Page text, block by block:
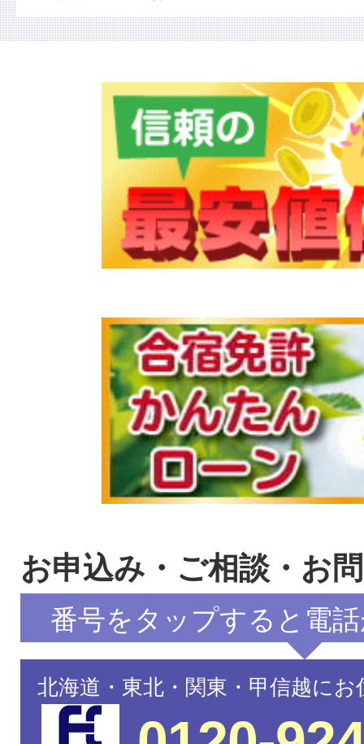
お申込み・ご相談・お
番号をタップすると電
北海道・東北・関東・甲信越に